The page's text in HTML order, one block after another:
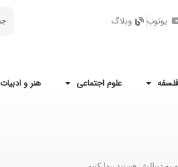
یوتوب وبلاگ
فلسفه علوم اجتماعی هنر و ادبیات